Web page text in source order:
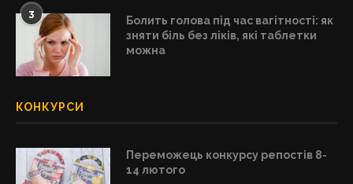
3
Болить голова під час вагітності: як
зняти біль без ліків, які таблетки
можна
КОНКУРСИ
Переможець конкурсу репостів 8-
14 лютого